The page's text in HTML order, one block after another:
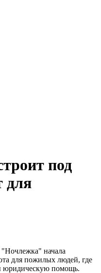
под
для
начала
для пожилых людей, где
юридическую помощь.